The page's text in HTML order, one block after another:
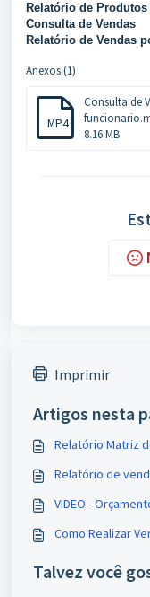
Relatório de
Consulta de Vendas
Relatório de Vendas
Anexos (1)
MP4
Consulta de
8.16 MB
Imprimir
Artigos nesta
Relatório Matriz
Relatório de
VIDEO -
Como Realizar
Talvez você